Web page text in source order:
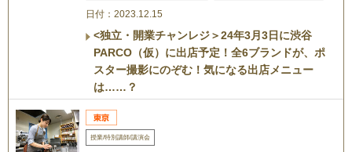
日付：2023.12.15
<独立・開業チャンレジ＞24年3月3日に渋谷
PARCO（仮）に出店予定！全6ブランドが、ポ
スター撮影にのぞむ！気になる出店メニュー
は……？
授業/特別講師/講演会